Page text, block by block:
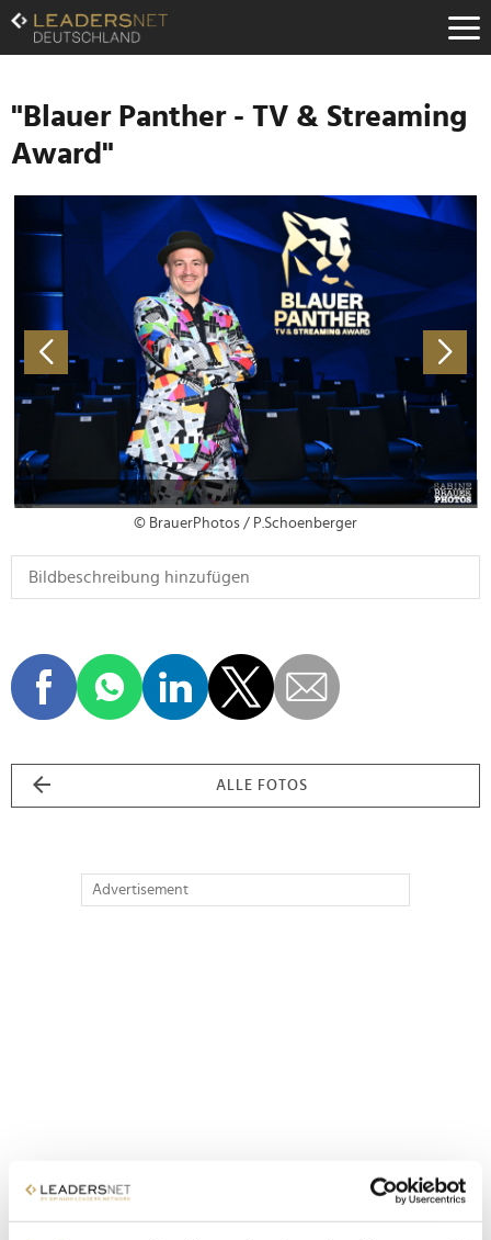
Zum
Inhalt
Zur
Navigation
Zur
Hauptnavigation
"Blauer Panther - TV & Streaming
Award"
© BrauerPhotos / P.Schoenberger
ALLE FOTOS
Advertisement